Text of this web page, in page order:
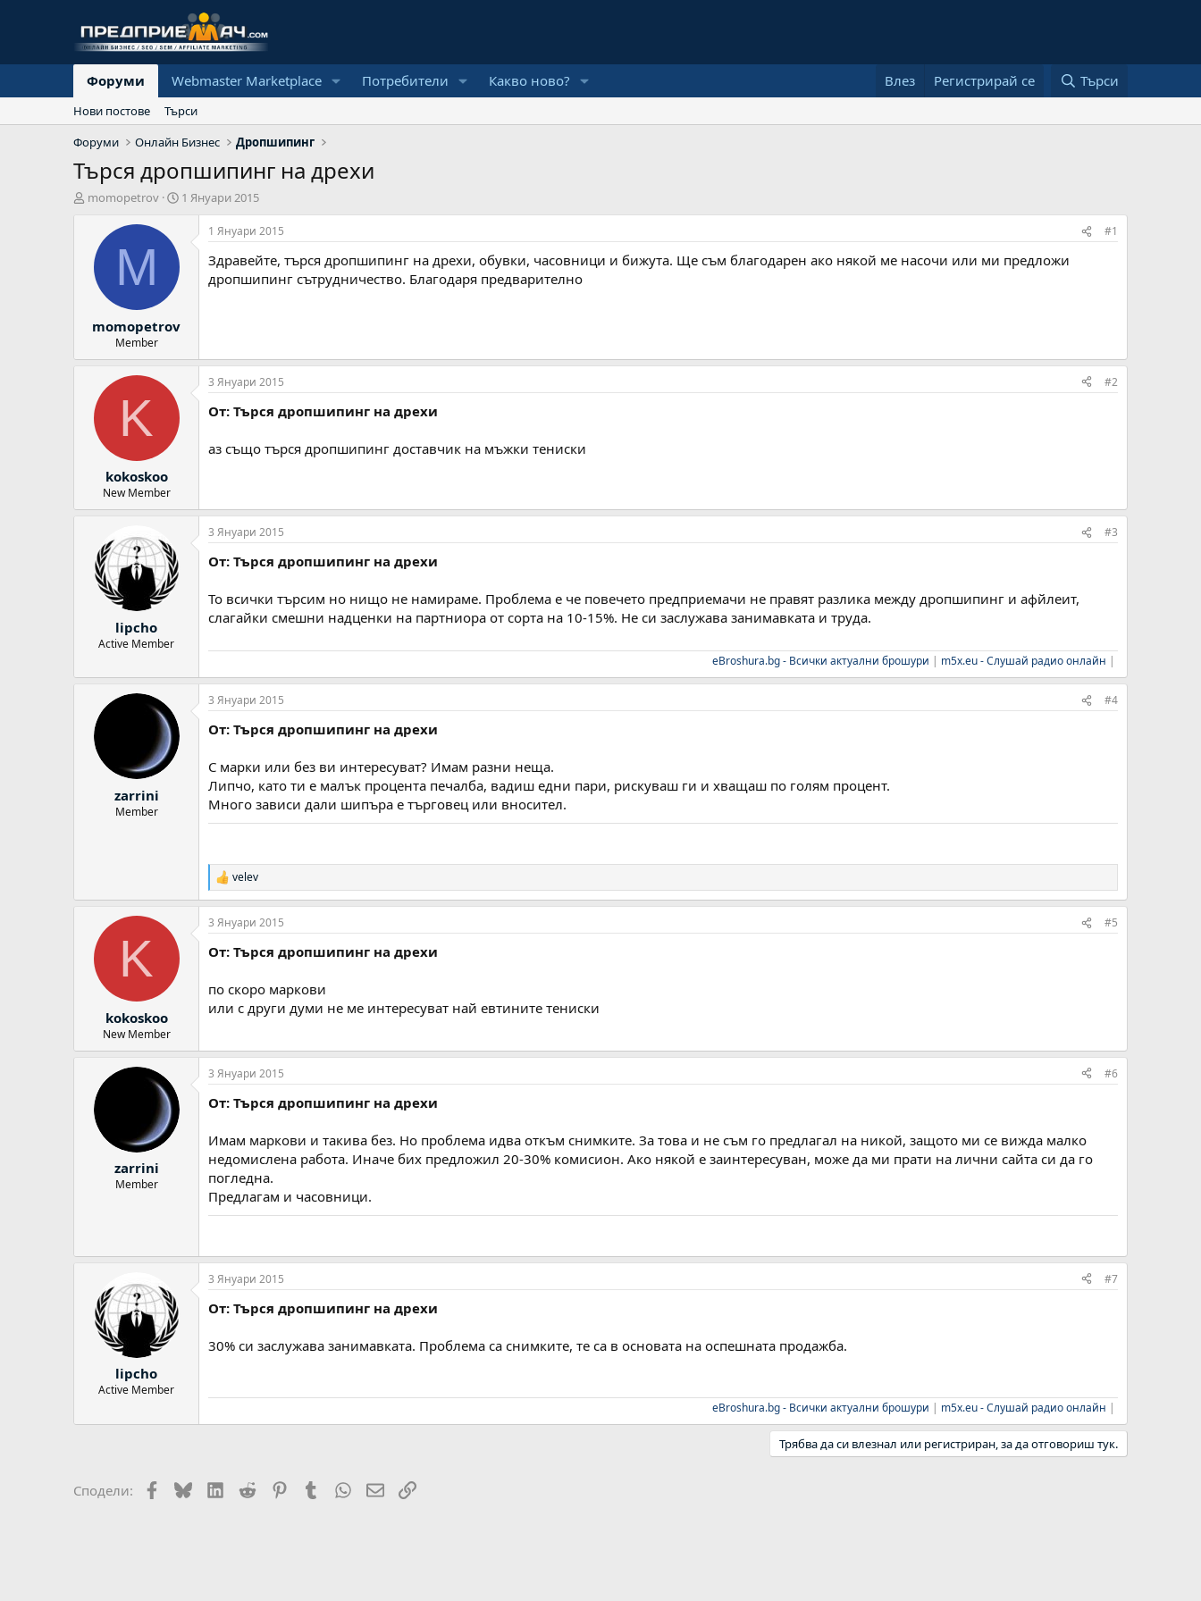
Форуми Webmaster Marketplace Потребители Какво ново? Влез Регистрирай се Търси
Нови постове
Търси
Форуми
Онлайн Бизнес Дропшипинг
Търся дропшипинг на дрехи
А
momopetrov
Н
а
1 Януари 2015
M
momopetrov
Member
1 Януари 2015 #1
Здравейте, търся дропшипинг на дрехи, обувки, часовници и бижута. Ще съм благодарен ако някой ме насочи или ми предложи
дропшипинг сътрудничество. Благодаря предварително
K
kokoskoo
New Member
3 Януари 2015 #2
От: Търся дропшипинг на дрехи
аз също търся дропшипинг доставчик на мъжки тениски
lipcho
Active Member
3 Януари 2015 #3
От: Търся дропшипинг на дрехи
То всички търсим но нищо не намираме. Проблема е че повечето предприемачи не правят разлика между дропшипинг и афйлеит,
слагайки смешни надценки на партниора от сорта на 10-15%. Не си заслужава занимавката и труда.
eBroshura.bg - Всички актуални брошури | m5x.eu - Слушай радио онлайн |
zarrini
Member
3 Януари 2015 #4
От: Търся дропшипинг на дрехи
С марки или без ви интересуват? Имам разни неща.
Липчо, като ти е малък процента печалба, вадиш едни пари, рискуваш ги и хващаш по голям процент.
Много зависи дали шипъра е търговец или вносител.
Р
е
а
к
и
velev
K
kokoskoo
New Member
3 Януари 2015 #5
От: Търся дропшипинг на дрехи
по скоро маркови
или с други думи не ме интересуват най евтините тениски
zarrini
Member
3 Януари 2015 #6
От: Търся дропшипинг на дрехи
Имам маркови и такива без. Но проблема идва откъм снимките. За това и не съм го предлагал на никой, защото ми се вижда малко
недомислена работа. Иначе бих предложил 20-30% комисион. Ако някой е заинтересуван, може да ми прати на лични сайта си да го
погледна.
Предлагам и часовници.
lipcho
Active Member
3 Януари 2015 #7
От: Търся дропшипинг на дрехи
30% си заслужава занимавката. Проблема са снимките, те са в основата на оспешната продажба.
eBroshura.bg - Всички актуални брошури | m5x.eu - Слушай радио онлайн |
Трябва да си влезнал или регистриран, за да отговориш тук.
Сподели: Facebook
BlueskyLinkedIn
Reddit PinterestTumblr WhatsApp
EmailLink